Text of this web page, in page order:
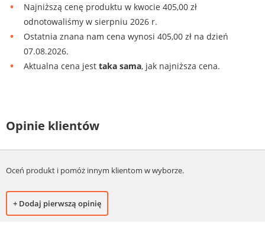
Najniższą cenę produktu w kwocie 405,00 zł
odnotowaliśmy w sierpniu 2026 r.
Ostatnia znana nam cena wynosi 405,00 zł na dzień
07.08.2026.
Aktualna cena jest taka sama, jak najniższa cena.
Opinie klientów
Oceń produkt i pomóż innym klientom w wyborze.
+ Dodaj pierwszą opinię